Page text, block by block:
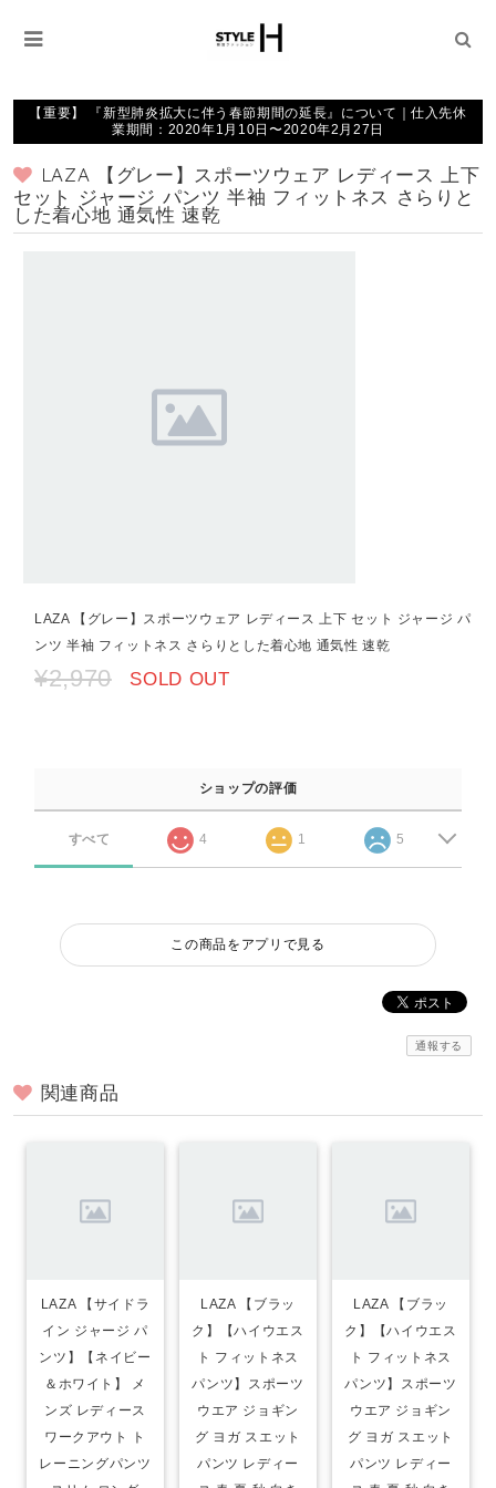
【重要】 『新型肺炎拡大に伴う春節期間の延長』について｜仕入先休
業期間：2020年1月10日〜2020年2月27日
LAZA 【グレー】スポーツウェア レディース 上下
セット ジャージ パンツ 半袖 フィットネス さらりと
した着心地 通気性 速乾
LAZA 【グレー】スポーツウェア レディース 上下 セット ジャージ パ
ンツ 半袖 フィットネス さらりとした着心地 通気性 速乾
¥2,970 SOLD OUT
ショップの評価
すべて 4 1 5
この商品をアプリで見る
通報する
関連商品
LAZA 【サイドラ
イン ジャージ パ
ンツ】【ネイビー
＆ホワイト】 メ
ンズ レディース
ワークアウト ト
レーニングパンツ
LAZA 【ブラッ
ク】【ハイウエス
ト フィットネス
パンツ】スポーツ
ウエア ジョギン
グ ヨガ スエット
パンツ レディー
LAZA 【ブラッ
ク】【ハイウエス
ト フィットネス
パンツ】スポーツ
ウエア ジョギン
グ ヨガ スエット
パンツ レディー